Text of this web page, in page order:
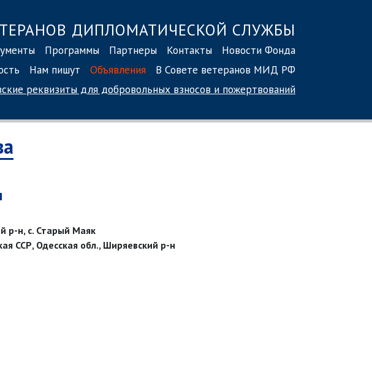
ДИПЛОМАТИЧЕСКОЙ СЛУЖБЫ
Программы Партнеры Контакты
Новости Фонда
Нам пишут Объявления
В Совете ветеранов МИД РФ
реквизиты для добровольных взносов и пожертвований
р-н, с. Старый Маяк
ССР, Одесская обл., Ширяевский р-н